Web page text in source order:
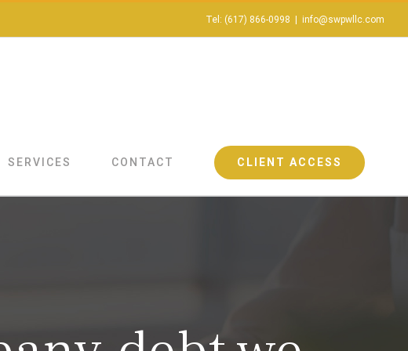
Tel: (617) 866-0998 info@swpwllc.com
SERVICES CONTACT CLIENT ACCESS